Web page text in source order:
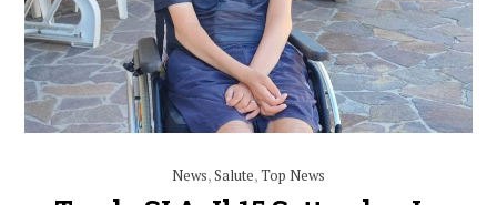
News,Salute,Top News